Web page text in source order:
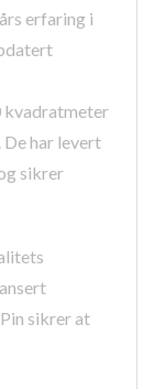
erfaring i
kvadratmeter
har levert
sikrer
sikrer at